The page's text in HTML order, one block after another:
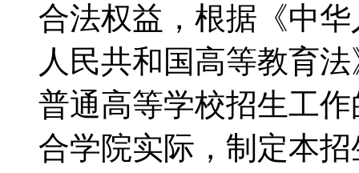
合法权益，根据《中
人民共和国高等教育
普通高等学校招生工
合学院实际，制定本